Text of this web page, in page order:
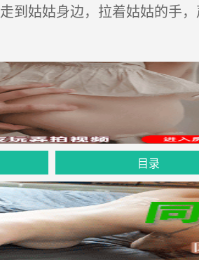
到姑姑身边，拉着姑姑的手，
目录